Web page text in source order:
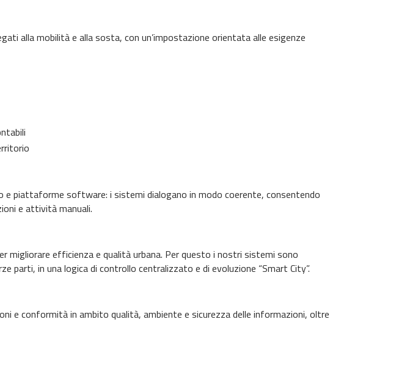
alla mobilità e alla sosta, con un’impostazione orientata alle esigenze
piattaforme software: i sistemi dialogano in modo coerente, consentendo
e attività manuali.
migliorare efficienza e qualità urbana. Per questo i nostri sistemi sono
in una logica di controllo centralizzato e di evoluzione “Smart City”.
e conformità in ambito qualità, ambiente e sicurezza delle informazioni, oltre